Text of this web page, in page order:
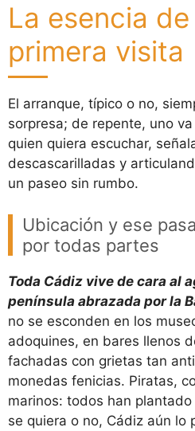
La esencia
primera visita
El arranque, típico o no,
sorpresa; de repente, uno
quien quiera escuchar,
descascarilladas y
un paseo sin rumbo.
Ubicación y ese
por todas partes
Toda Cádiz vive de cara al
península abrazada por la
no se esconden en los
adoquines, en bares llenos
fachadas con grietas tan
monedas fenicias. Piratas,
marinos: todos han
se quiera o no, Cádiz aún lo